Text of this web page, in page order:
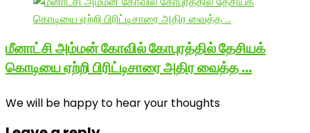
மீனாட்சி அம்மன் கோவில் கோபுரத்தில் தேசியக்
கொடியை ஏற்றி பிரிட்டிசாரை அதிர வைத்த …
We will be happy to hear your thoughts